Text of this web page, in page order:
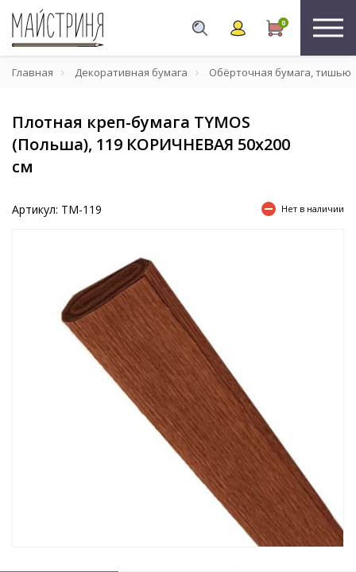
0
Главная Декоративная бумага Обёрточная бумага, тишью
Плотная креп-бумага TYMOS
(Польша), 119 КОРИЧНЕВАЯ 50х200
см
Артикул: TM-119 Нет в наличии